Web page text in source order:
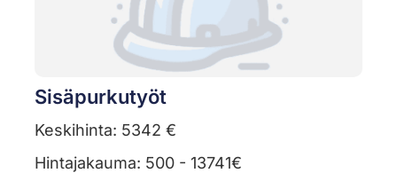
Sisäpurkutyöt
Keskihinta: 5342 €
Hintajakauma: 500 - 13741€